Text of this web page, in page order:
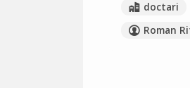
doctari
Roman